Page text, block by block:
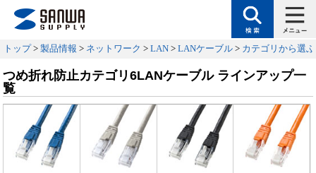
トップ > 製品情報 > ネットワーク > LAN > LANケーブル > カテゴリから選ぶ
つめ折れ防止カテゴリ6LANケーブル ラインアップ一
覧